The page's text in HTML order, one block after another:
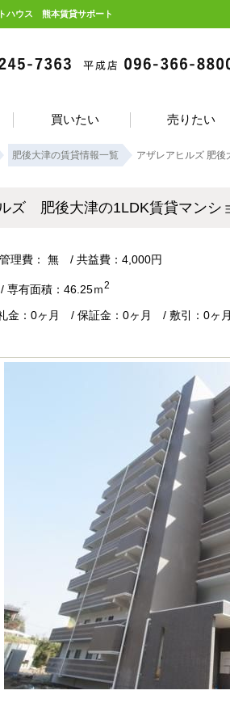
ハウス 熊本賃貸サポート
買いたい 売りたい
肥後大津の賃貸情報一覧 アザレアヒルズ 肥後
ズ 肥後大津の1LDK賃貸マン
理費： 無 / 共益費：4,000円
有面積：46.25ｍ2
金：0ヶ月 / 保証金：0ヶ月 / 敷引：0ヶ月